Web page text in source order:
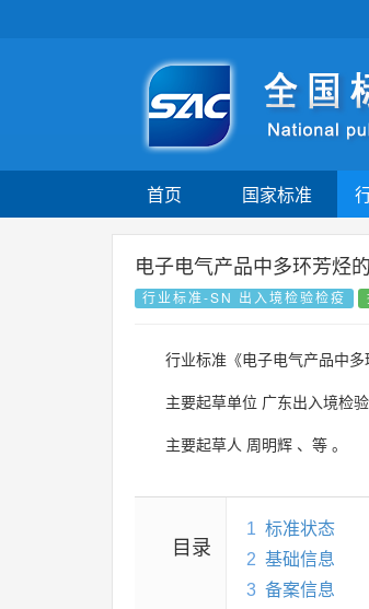
首页 国家标准
电子电气产品中多环芳烃
行业标准-SN 出入境检验检疫
行业标准《电子电气产品中
主要起草单位 广东出入境检
主要起草人 周明辉 、 等 。
目录
1 标准状态
2 基础信息
3 备案信息